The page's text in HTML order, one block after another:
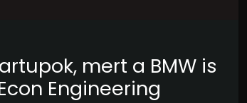
mert a BMW is
Engineering